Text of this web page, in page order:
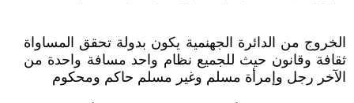
الخروج من الدائرة الجهنمية يكون بدولة تحقق المساواة
ثقافة وقانون حيث للجميع نظام واحد مسافة واحدة من
الآخر رجل وإمرأة مسلم وغير مسلم حاكم ومحكوم